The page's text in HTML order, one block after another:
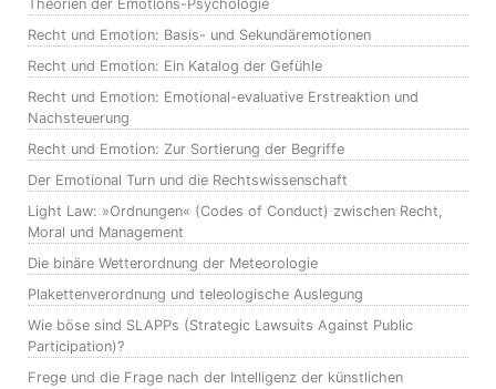
Theorien der Emotions-Psychologie
Recht und Emotion: Basis- und Sekundäremotionen
Recht und Emotion: Ein Katalog der Gefühle
Recht und Emotion: Emotional-evaluative Erstreaktion und
Nachsteuerung
Recht und Emotion: Zur Sortierung der Begriffe
Der Emotional Turn und die Rechtswissenschaft
Light Law: »Ordnungen« (Codes of Conduct) zwischen Recht,
Moral und Management
Die binäre Wetterordnung der Meteorologie
Plakettenverordnung und teleologische Auslegung
Wie böse sind SLAPPs (Strategic Lawsuits Against Public
Participation)?
Frege und die Frage nach der Intelligenz der künstlichen